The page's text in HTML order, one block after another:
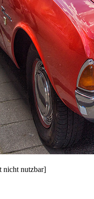
nicht nutzbar]